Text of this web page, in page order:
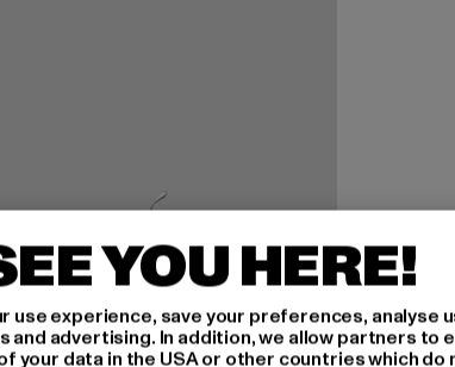
YOU HERE!
use experience, save your preferences, analyse
advertising. In addition, we allow partners to
your data in the USA or other countries which do